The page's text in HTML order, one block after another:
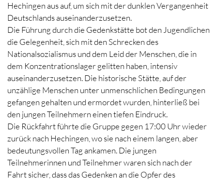
Hechingen aus auf, um sich mit der dunklen Vergangenheit
Deutschlands auseinanderzusetzen.
Die Führung durch die Gedenkstätte bot den Jugendlichen
die Gelegenheit, sich mit den Schrecken des
Nationalsozialismus und dem Leid der Menschen, die in
dem Konzentrationslager gelitten haben, intensiv
auseinanderzusetzen. Die historische Stätte, auf der
unzählige Menschen unter unmenschlichen Bedingungen
gefangen gehalten und ermordet wurden, hinterließ bei
den jungen Teilnehmern einen tiefen Eindruck.
Die Rückfahrt führte die Gruppe gegen 17:00 Uhr wieder
zurück nach Hechingen, wo sie nach einem langen, aber
bedeutungsvollen Tag ankamen. Die jungen
Teilnehmerinnen und Teilnehmer waren sich nach der
Fahrt sicher, dass das Gedenken an die Opfer des